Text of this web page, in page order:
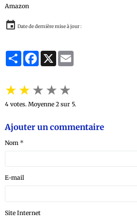
Amazon
Date de dernière mise à jour :
PartagerFacebook
X
★★★★★
4 votes. Moyenne 2 sur 5.
Ajouter un commentaire
Nom
E-mail
Site Internet